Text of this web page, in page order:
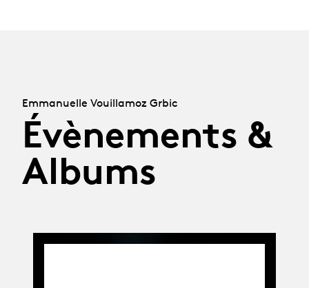
Emmanuelle Vouillamoz Grbic
Évènements &
Albums